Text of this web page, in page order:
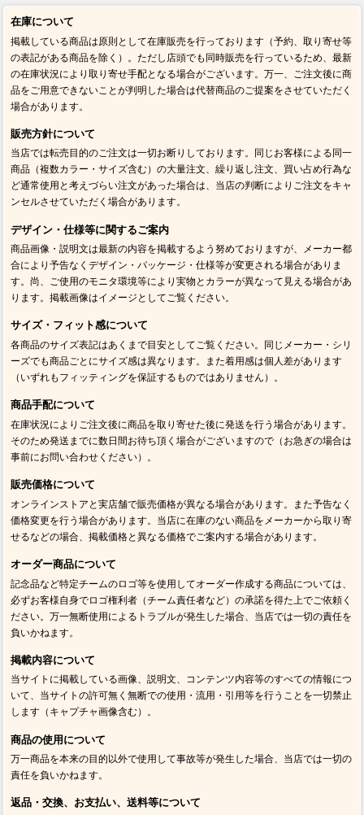
在庫について
掲載している商品は原則として在庫販売を行っております（予約、取り寄せ等
の表記がある商品を除く）。ただし店頭でも同時販売を行っているため、最新
の在庫状況により取り寄せ手配となる場合がございます。万一、ご注文後に商
品をご用意できないことが判明した場合は代替商品のご提案をさせていただく
場合があります。
販売方針について
当店では転売目的のご注文は一切お断りしております。同じお客様による同一
商品（複数カラー・サイズ含む）の大量注文、繰り返し注文、買い占め行為な
ど通常使用と考えづらい注文があった場合は、当店の判断によりご注文をキャ
ンセルさせていただく場合があります。
デザイン・仕様等に関するご案内
商品画像・説明文は最新の内容を掲載するよう努めておりますが、メーカー都
合により予告なくデザイン・パッケージ・仕様等が変更される場合がありま
す。尚、ご使用のモニタ環境等により実物とカラーが異なって見える場合があ
ります。掲載画像はイメージとしてご覧ください。
サイズ・フィット感について
各商品のサイズ表記はあくまで目安としてご覧ください。同じメーカー・シリ
ーズでも商品ごとにサイズ感は異なります。また着用感は個人差があります
（いずれもフィッティングを保証するものではありません）。
商品手配について
在庫状況によりご注文後に商品を取り寄せた後に発送を行う場合があります。
そのため発送までに数日間お待ち頂く場合がございますので（お急ぎの場合は
事前にお問い合わせください）。
販売価格について
オンラインストアと実店舗で販売価格が異なる場合があります。また予告なく
価格変更を行う場合があります。当店に在庫のない商品をメーカーから取り寄
せるなどの場合、掲載価格と異なる価格でご案内する場合があります。
オーダー商品について
記念品など特定チームのロゴ等を使用してオーダー作成する商品については、
必ずお客様自身でロゴ権利者（チーム責任者など）の承諾を得た上でご依頼く
ださい。万一無断使用によるトラブルが発生した場合、当店では一切の責任を
負いかねます。
掲載内容について
当サイトに掲載している画像、説明文、コンテンツ内容等のすべての情報につ
いて、当サイトの許可無く無断での使用・流用・引用等を行うことを一切禁止
します（キャプチャ画像含む）。
商品の使用について
万一商品を本来の目的以外で使用して事故等が発生した場合、当店では一切の
責任を負いかねます。
返品・交換、お支払い、送料等について